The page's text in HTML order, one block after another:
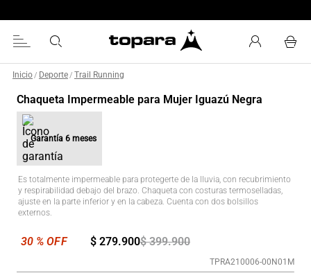
Inicio / Deporte / Trail Running
Chaqueta Impermeable para Mujer Iguazú Negra
Garantía 6 meses
Es totalmente impermeable para protegerte de la lluvia, con recubrimiento
y respirabilidad debajo del brazo. Chaqueta con costuras termoselladas,
ajuste en la parte inferior y en la cabeza. Cuenta con dos bolsillos
externos.
$ 399.900
$ 279.900
TPRA210006-00N01M